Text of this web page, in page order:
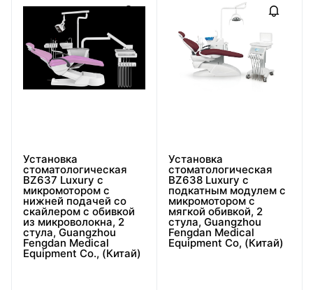
Установка
стоматологическая
BZ637 Luxury с
микромотором с
нижней подачей со
скайлером с обивкой
из микроволокна, 2
стула, Guangzhou
Fengdan Medical
Equipment Co., (Китай)
Установка
стоматологическая
BZ638 Luxury с
подкатным модулем с
микромотором с
мягкой обивкой, 2
стула, Guangzhou
Fengdan Medical
Equipment Co, (Китай)